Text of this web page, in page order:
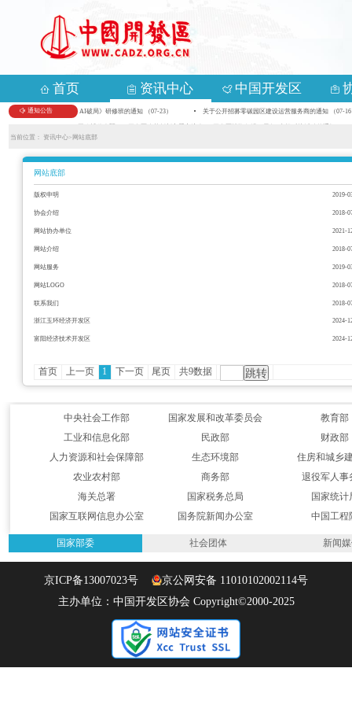
首页 资讯中心 中国开发区
通知公告
关于举办首期《数智化变革 AI破局》研修班的通知 （07-23） 关于公开招募零碳园区建设运营服务商的通知 （07-16
关于组织参加第九届中国—亚欧博览会暨2026开发区改革创新主题交流会、“开发区投资促进万里行”专场对接活动的通知 （05-
当前位置：
资讯中心> 网站底部
网站底部
版权申明 2019-
协会介绍 2018-
网站协办单位 2021-
网站介绍 2018-
网站服务 2019-
网站LOGO 2018-
联系我们 2018-
浙江玉环经济开发区 2024-
富阳经济技术开发区 2024-
首页 上一页 1 下一页 尾页 共9数据
中央社会工作部 国家发展和改革委员会
教育部
工业和信息化部
民政部
财政部
人力资源和社会保障部
生态环境部
住房和城乡
农业农村部
商务部
退役军人事
海关总署
国家税务总局
国家统计
国家互联网信息办公室
国务院新闻办公室 中国工程
国家部委 社会团体 新闻
京ICP备13007023号
京公网安备 11010102002114号
主办单位：中国开发区协会 Copyright©2000-2025